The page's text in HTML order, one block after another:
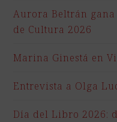
Aurora Beltrán
de Cultura 2026
Marina Ginestá en
Entrevista a Olga
Día del Libro 2026: